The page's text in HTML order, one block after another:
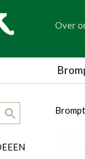
Over